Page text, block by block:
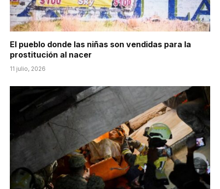
El pueblo donde las niñas son vendidas para la
prostitución al nacer
11 julio, 2026